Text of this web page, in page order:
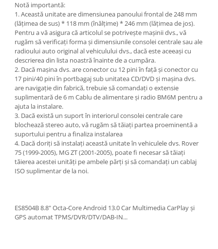
Notă importantă:
1. Această unitate are dimensiunea panoului frontal de 248 mm
(lățimea de sus) * 118 mm (înălțime) * 246 mm (lățimea de jos).
Pentru a vă asigura că articolul se potrivește mașinii dvs., vă
rugăm să verificați forma și dimensiunile consolei centrale sau ale
radioului auto original al vehiculului dvs., dacă este aceeași cu
descrierea din lista noastră înainte de a cumpăra.
2. Dacă mașina dvs. are conector cu 12 pini în față și conector cu
17 pini/40 pini în portbagaj sub unitatea CD/DVD și mașina dvs.
are navigație din fabrică, trebuie să comandați o extensie
suplimentară de 6 m Cablu de alimentare și radio BM6M pentru a
ajuta la instalare.
3. Dacă există un suport în interiorul consolei centrale care
blochează stereo auto, vă rugăm să tăiați partea proeminentă a
suportului pentru a finaliza instalarea
4. Dacă doriți să instalați această unitate în vehiculele dvs. Rover
75 (1999-2005), MG ZT (2001-2005), poate fi necesar să tăiați
tăierea acestei unități pe ambele părți și să comandați un cablaj
ISO suplimentar de la noi.
ES8504B 8.8" Octa-Core Android 13.0 Car Multimedia CarPlay și
GPS automat TPMS/DVR/DTV/DAB-IN...